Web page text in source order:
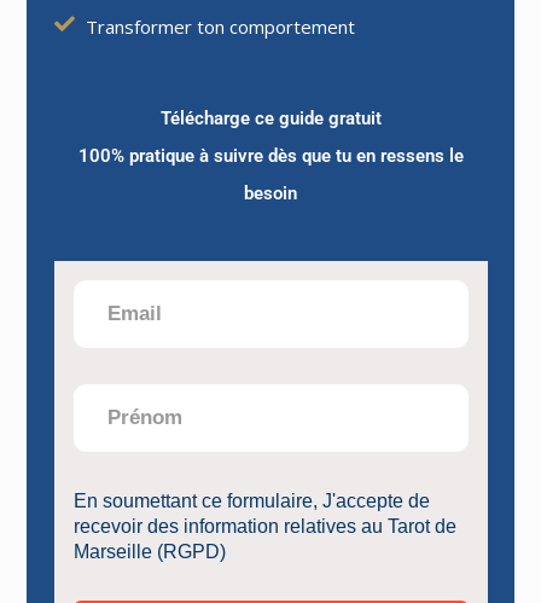
l'adulte. Cette part est liée au fonctionnement
Transformer ton comportement
Télécharge ce guide gratuit
100% pratique à suivre dès que tu en ressens le
besoin
En soumettant ce formulaire, J'accepte de
recevoir des information relatives au Tarot de
Marseille (RGPD)